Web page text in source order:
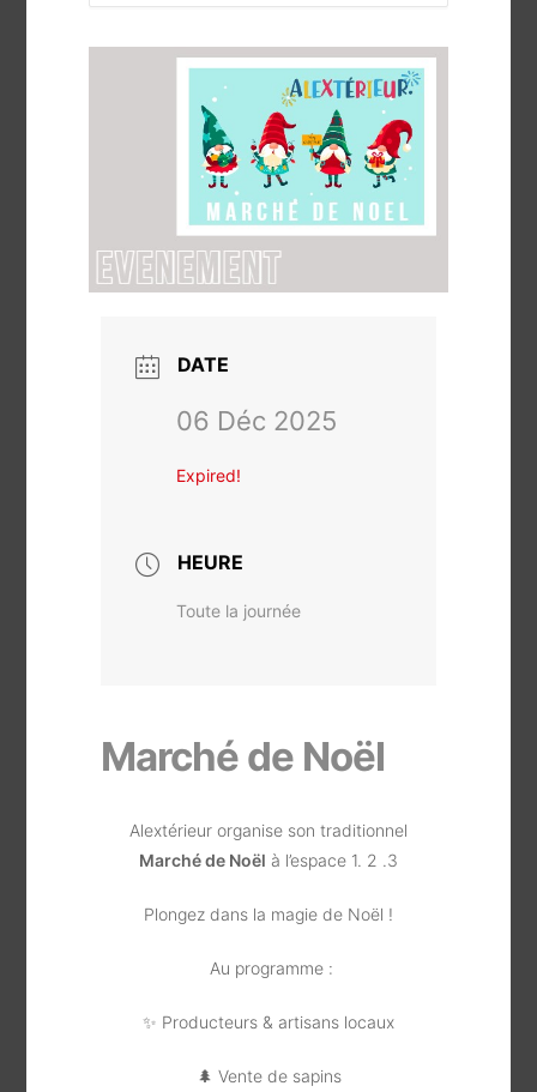
DATE
06 Déc 2025
Expired!
HEURE
Toute la journée
Marché de Noël
Alextérieur organise son traditionnel
Marché de Noël à l’espace 1. 2 .3
Plongez dans la magie de Noël !
Au programme :
✨ Producteurs & artisans locaux
🌲 Vente de sapins